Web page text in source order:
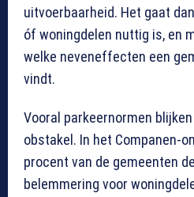
uitvoerbaarheid. Het gaat
óf woningdelen nuttig is, en
welke neveneffecten een
vindt.
Vooral parkeernormen
obstakel. In het Companen-
procent van de gemeenten
belemmering voor